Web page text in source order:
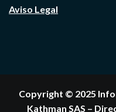
Aviso Legal
Copyright © 2025
Kathman SAS –